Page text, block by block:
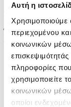
Αυτή η
Χρησιμοποιούμε
περιεχομένου
κοινωνικών
πληροφορίες
χρησιμοποιείτε
κοινωνικών
οποίοι
Ήττα 1-0 της
για 3ο...